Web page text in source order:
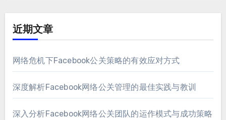
近期文章
网络危机下Facebook公关策略的有效应对方式
深度解析Facebook网络公关管理的最佳实践与教训
深入分析Facebook网络公关团队的运作模式与成功策略